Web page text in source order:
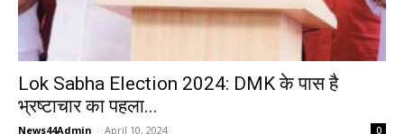
Lok Sabha Election 2024: DMK के पास है
भ्रष्टाचार का पहला...
News44Admin - April 10, 2024 0